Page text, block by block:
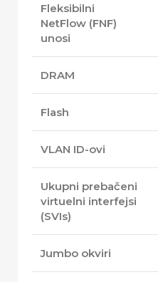
Fleksibilni
NetFlow (FNF)
unosi
DRAM
Flash
VLAN ID-ovi
Ukupni prebačeni
virtuelni interfejsi
(SVIs)
Jumbo okviri